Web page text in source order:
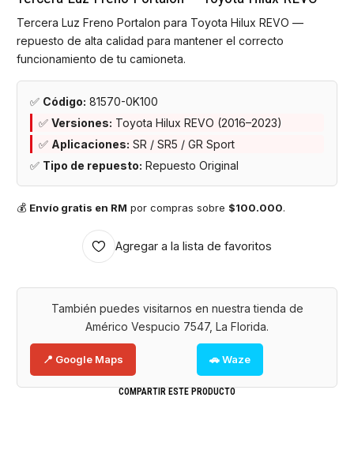
Tercera Luz Freno Portalon para Toyota Hilux REVO —
repuesto de alta calidad para mantener el correcto
funcionamiento de tu camioneta.
✅ Código: 81570-0K100
✅ Versiones: Toyota Hilux REVO (2016–2023)
✅ Aplicaciones: SR / SR5 / GR Sport
✅ Tipo de repuesto: Repuesto Original
💰 Envío gratis en RM por compras sobre $100.000.
Agregar a la lista de favoritos
También puedes visitarnos en nuestra tienda de
Américo Vespucio 7547, La Florida.
📍 Google Maps 🚗 Waze
COMPARTIR ESTE PRODUCTO